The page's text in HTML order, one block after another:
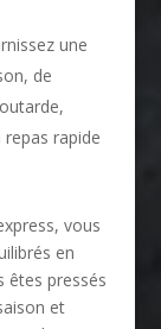
une
de
rapide
vous
en
êtes pressés
et